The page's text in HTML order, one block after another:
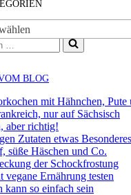
BLOG
mit Hähnchen, Pute
nur auf Sächsisch
aber richtig!
Zutaten etwas
süße Häschen und Co.
der Schockfrostung
vegane Ernährung testen
kann so einfach sein